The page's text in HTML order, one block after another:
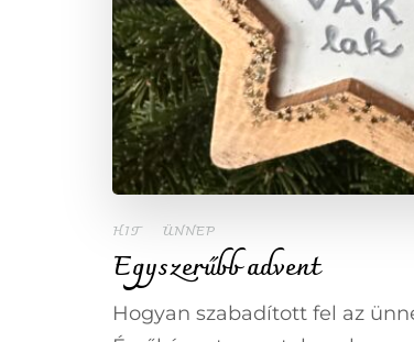
HIT ÜNNEP
Egyszerűbb advent
Hogyan szabadított fel az